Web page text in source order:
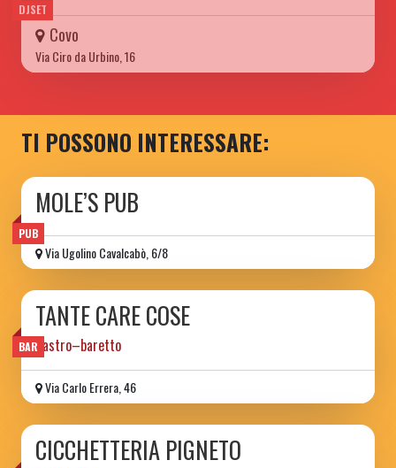
DJSET
Covo
Via Ciro da Urbino, 16
TI POSSONO INTERESSARE:
PUB
MOLE’S PUB
Via Ugolino Cavalcabò, 6/8
BAR
TANTE CARE COSE
gastro–baretto
Via Carlo Errera, 46
CICCHETTERIA PIGNETO